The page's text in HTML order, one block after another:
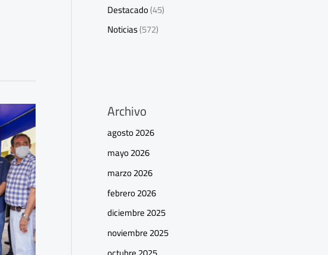
Destacado(45)
Noticias(572)
Archivo
agosto 2026
mayo 2026
marzo 2026
febrero 2026
diciembre 2025
noviembre 2025